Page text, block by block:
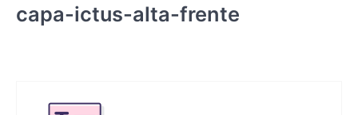
capa-ictus-alta-frente